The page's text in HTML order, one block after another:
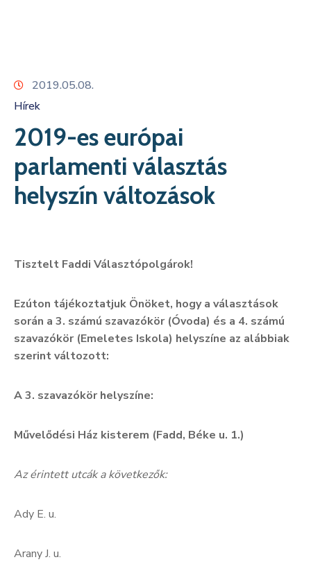
2019.05.08.
Hírek
2019-es európai
parlamenti választás
helyszín változások
Tisztelt Faddi Választópolgárok!
Ezúton tájékoztatjuk Önöket, hogy a választások
során a 3. számú szavazókör (Óvoda) és a 4. számú
szavazókör (Emeletes Iskola) helyszíne az alábbiak
szerint változott:
A 3. szavazókör helyszíne:
Művelődési Ház kisterem (Fadd, Béke u. 1.)
Az érintett utcák a következők:
Ady E. u.
Arany J. u.